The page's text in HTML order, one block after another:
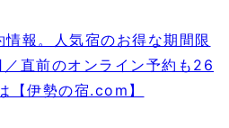
報。人気宿のお得な期間限
直前のオンライン予約も26
【伊勢の宿.com】